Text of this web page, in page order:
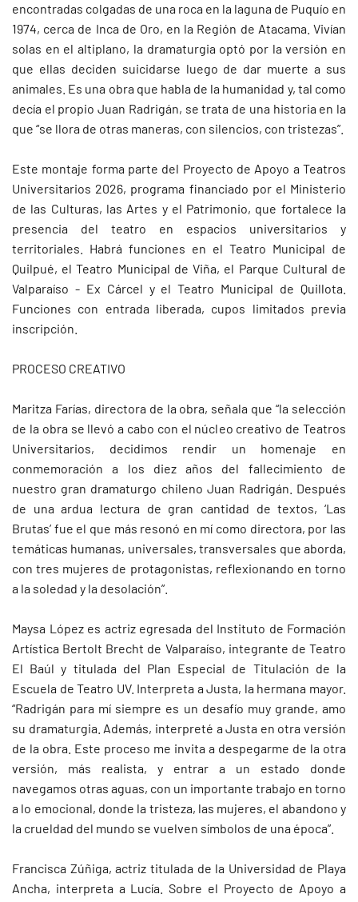
encontradas colgadas de una roca en la laguna de Puquío en
1974, cerca de Inca de Oro, en la Región de Atacama. Vivían
solas en el altiplano, la dramaturgia optó por la versión en
que ellas deciden suicidarse luego de dar muerte a sus
animales. Es una obra que habla de la humanidad y, tal como
decía el propio Juan Radrigán, se trata de una historia en la
que “se llora de otras maneras, con silencios, con tristezas”.
Este montaje forma parte del Proyecto de Apoyo a Teatros
Universitarios 2026, programa financiado por el Ministerio
de las Culturas, las Artes y el Patrimonio, que fortalece la
presencia del teatro en espacios universitarios y
territoriales. Habrá funciones en el Teatro Municipal de
Quilpué, el Teatro Municipal de Viña, el Parque Cultural de
Valparaíso - Ex Cárcel y el Teatro Municipal de Quillota.
Funciones con entrada liberada, cupos limitados previa
inscripción.
PROCESO CREATIVO
Maritza Farías, directora de la obra, señala que “la selección
de la obra se llevó a cabo con el núcleo creativo de Teatros
Universitarios, decidimos rendir un homenaje en
conmemoración a los diez años del fallecimiento de
nuestro gran dramaturgo chileno Juan Radrigán. Después
de una ardua lectura de gran cantidad de textos, ‘Las
Brutas’ fue el que más resonó en mí como directora, por las
temáticas humanas, universales, transversales que aborda,
con tres mujeres de protagonistas, reflexionando en torno
a la soledad y la desolación”.
Maysa López es actriz egresada del Instituto de Formación
Artística Bertolt Brecht de Valparaíso, integrante de Teatro
El Baúl y titulada del Plan Especial de Titulación de la
Escuela de Teatro UV. Interpreta a Justa, la hermana mayor.
“Radrigán para mí siempre es un desafío muy grande, amo
su dramaturgia. Además, interpreté a Justa en otra versión
de la obra. Este proceso me invita a despegarme de la otra
versión, más realista, y entrar a un estado donde
navegamos otras aguas, con un importante trabajo en torno
a lo emocional, donde la tristeza, las mujeres, el abandono y
la crueldad del mundo se vuelven símbolos de una época”.
Francisca Zúñiga, actriz titulada de la Universidad de Playa
Ancha, interpreta a Lucía. Sobre el Proyecto de Apoyo a